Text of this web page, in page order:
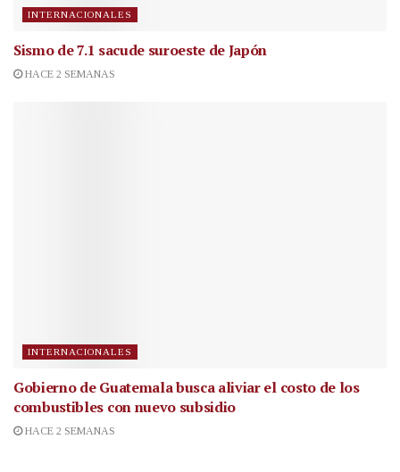
INTERNACIONALES
Sismo de 7.1 sacude suroeste de Japón
HACE 2 SEMANAS
INTERNACIONALES
Gobierno de Guatemala busca aliviar el costo de los
combustibles con nuevo subsidio
HACE 2 SEMANAS